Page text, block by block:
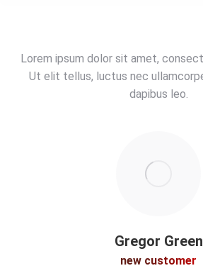
Lorem ipsum dolor sit amet,
Ut elit tellus, luctus nec
dapibus leo.
Gregor Green
new customer